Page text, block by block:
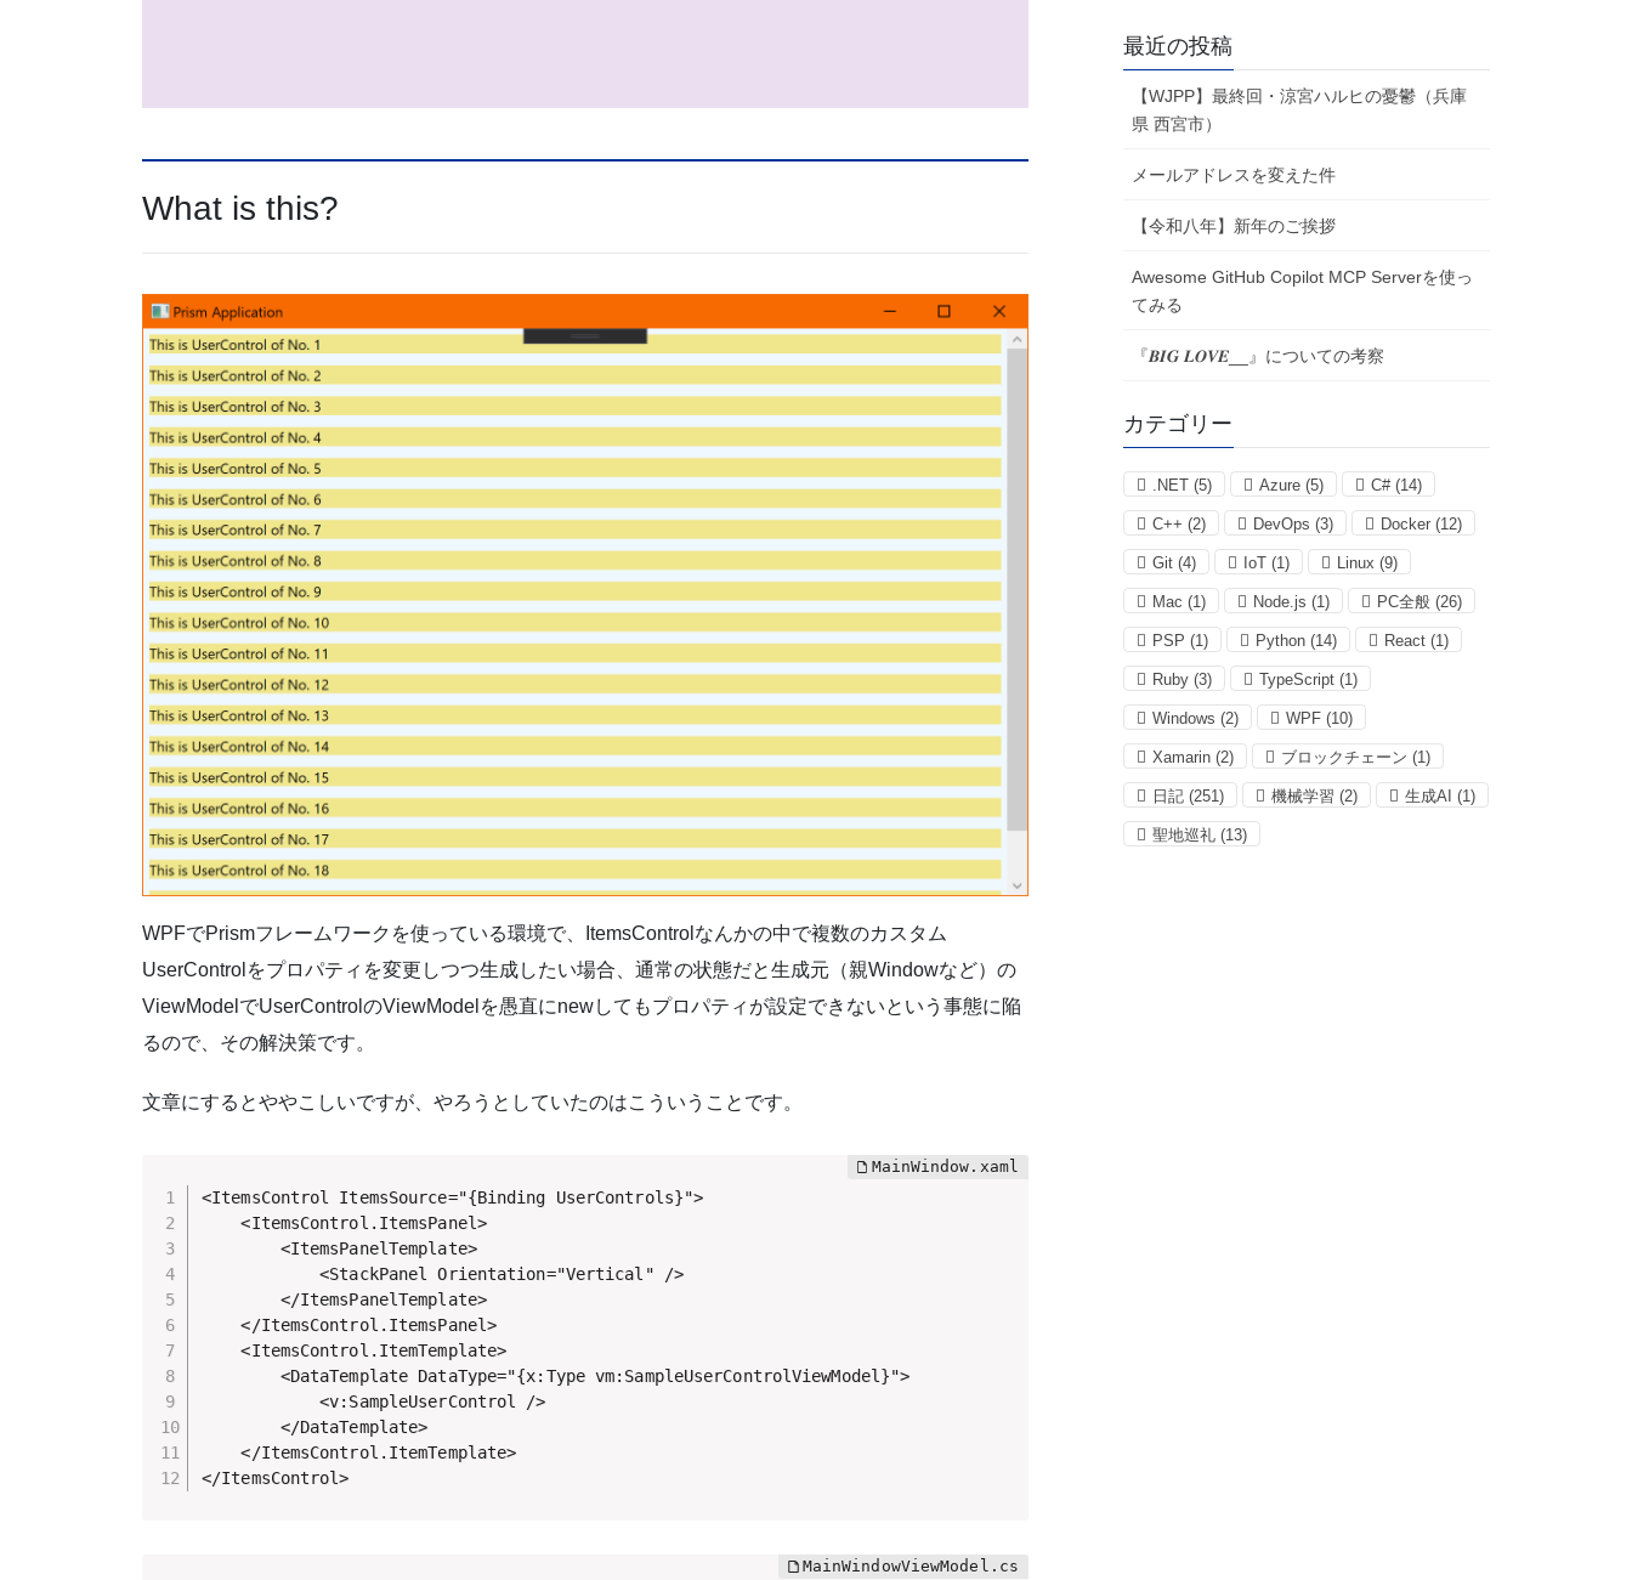
What is this?
WPFでPrismフレームワークを使っている環境で、ItemsControlなんかの中で複数のカスタム
UserControlをプロパティを変更しつつ生成したい場合、通常の状態だと生成元（親Windowなど）の
ViewModelでUserControlのViewModelを愚直にnewしてもプロパティが設定できないという事態に陥
るので、その解決策です。
文章にするとややこしいですが、やろうとしていたのはこういうことです。
<ItemsControl ItemsSource="{Binding UserControls}">
    <ItemsControl.ItemsPanel>
        <ItemsPanelTemplate>
            <StackPanel Orientation="Vertical" />
        </ItemsPanelTemplate>
    </ItemsControl.ItemsPanel>
    <ItemsControl.ItemTemplate>
        <DataTemplate DataType="{x:Type vm:SampleUserControlViewModel}">
            <v:SampleUserControl />
        </DataTemplate>
    </ItemsControl.ItemTemplate>
</ItemsControl>
最近の投稿
【WJPP】最終回・涼宮ハルヒの憂鬱（兵庫
県 西宮市）
メールアドレスを変えた件
【令和八年】新年のご挨拶
Awesome GitHub Copilot MCP Serverを使っ
てみる
『𝑩𝑰𝑮 𝑳𝑶𝑽𝑬__』についての考察
カテゴリー
.NET (5) Azure (5) C#(14)
C++ (2) DevOps (3) Docker (12)
Git (4) IoT (1) Linux (9)
Mac (1) Node.js (1) PC全般 (26)
PSP (1) Python (14) React (1)
Ruby (3) TypeScript (1)
Windows (2) WPF (10)
Xamarin (2) ブロックチェーン (1)
日記 (251) 機械学習 (2) 生成AI (1)
聖地巡礼 (13)